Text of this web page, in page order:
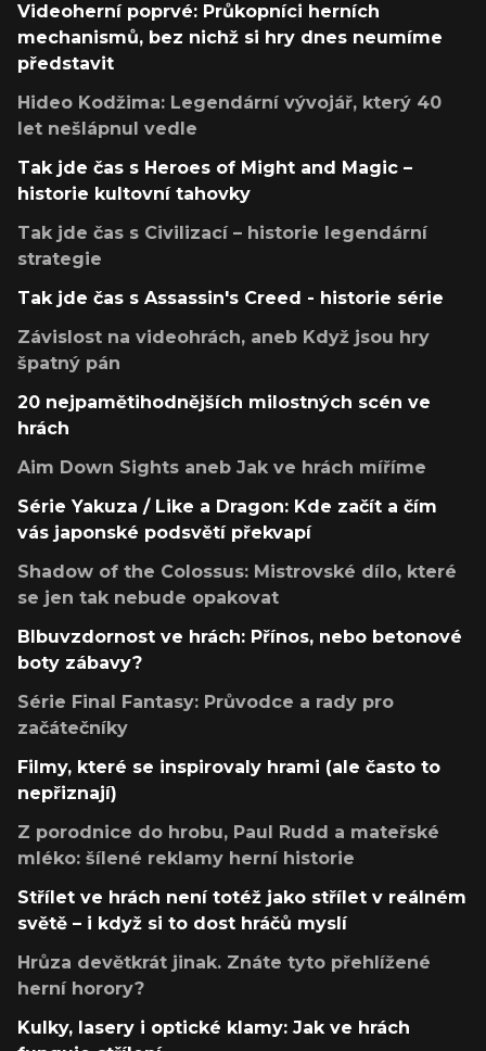
Videoherní poprvé: Průkopníci herních
mechanismů, bez nichž si hry dnes neumíme
představit
Hideo Kodžima: Legendární vývojář, který 40
let nešlápnul vedle
Tak jde čas s Heroes of Might and Magic –
historie kultovní tahovky
Tak jde čas s Civilizací – historie legendární
strategie
Tak jde čas s Assassin's Creed - historie série
Závislost na videohrách, aneb Když jsou hry
špatný pán
20 nejpamětihodnějších milostných scén ve
hrách
Aim Down Sights aneb Jak ve hrách míříme
Série Yakuza / Like a Dragon: Kde začít a čím
vás japonské podsvětí překvapí
Shadow of the Colossus: Mistrovské dílo, které
se jen tak nebude opakovat
Blbuvzdornost ve hrách: Přínos, nebo betonové
boty zábavy?
Série Final Fantasy: Průvodce a rady pro
začátečníky
Filmy, které se inspirovaly hrami (ale často to
nepřiznají)
Z porodnice do hrobu, Paul Rudd a mateřské
mléko: šílené reklamy herní historie
Střílet ve hrách není totéž jako střílet v reálném
světě – i když si to dost hráčů myslí
Hrůza devětkrát jinak. Znáte tyto přehlížené
herní horory?
Kulky, lasery i optické klamy: Jak ve hrách